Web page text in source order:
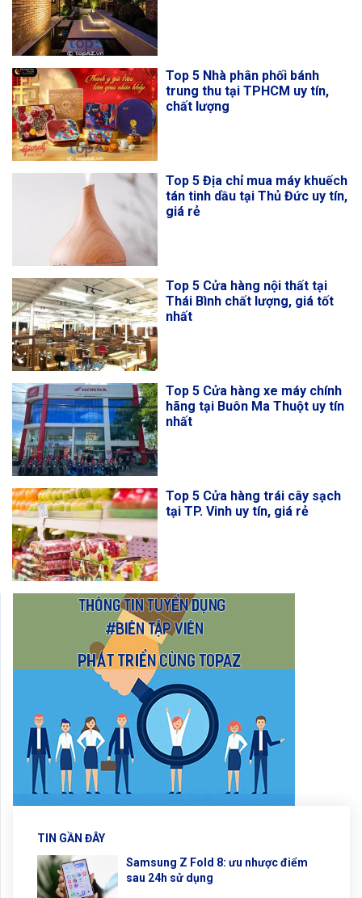
Top 5 Nhà phân phối bánh
trung thu tại TPHCM uy tín,
chất lượng
Top 5 Địa chỉ mua máy khuếch
tán tinh dầu tại Thủ Đức uy tín,
giá rẻ
Top 5 Cửa hàng nội thất tại
Thái Bình chất lượng, giá tốt
nhất
Top 5 Cửa hàng xe máy chính
hãng tại Buôn Ma Thuột uy tín
nhất
Top 5 Cửa hàng trái cây sạch
tại TP. Vinh uy tín, giá rẻ
TIN GẦN ĐÂY
Samsung Z Fold 8: ưu nhược điểm
sau 24h sử dụng